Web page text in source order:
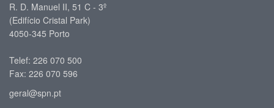
R. D. Manuel II, 51 C - 3º
(Edifício Cristal Park)
4050-345 Porto
Telef: 226 070 500
Fax: 226 070 596
geral@spn.pt